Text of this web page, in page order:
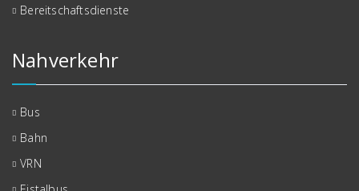
Bereitschaftsdienste
Nahverkehr
Bus
Bahn
VRN